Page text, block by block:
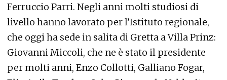
Ferruccio Parri. Negli anni molti studiosi di
livello hanno lavorato per l’Istituto regionale,
che oggi ha sede in salita di Gretta a Villa Prinz:
Giovanni Miccoli, che ne è stato il presidente
per molti anni, Enzo Collotti, Galliano Fogar,